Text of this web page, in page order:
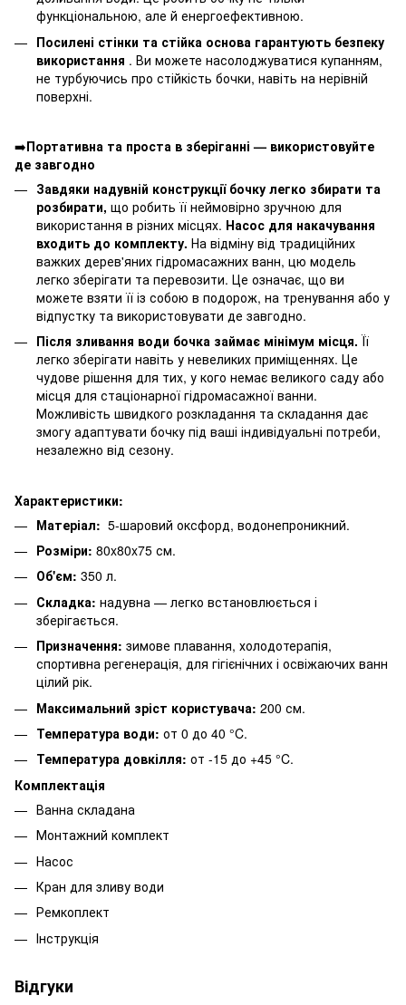
функціональною, але й енергоефективною.
Посилені стінки та стійка основа гарантують безпеку
використання . Ви можете насолоджуватися купанням,
не турбуючись про стійкість бочки, навіть на нерівній
поверхні.
➡️Портативна та проста в зберіганні — використовуйте
де завгодно
Завдяки надувній конструкції бочку легко збирати та
розбирати, що робить її неймовірно зручною для
використання в різних місцях. Насос для накачування
входить до комплекту. На відміну від традиційних
важких дерев'яних гідромасажних ванн, цю модель
легко зберігати та перевозити. Це означає, що ви
можете взяти її із собою в подорож, на тренування або у
відпустку та використовувати де завгодно.
Після зливання води бочка займає мінімум місця. Її
легко зберігати навіть у невеликих приміщеннях. Це
чудове рішення для тих, у кого немає великого саду або
місця для стаціонарної гідромасажної ванни.
Можливість швидкого розкладання та складання дає
змогу адаптувати бочку під ваші індивідуальні потреби,
незалежно від сезону.
Характеристики:
Матеріал: 5-шаровий оксфорд, водонепроникний.
Розміри: 80x80x75 см.
Об'єм: 350 л.
Складка: надувна — легко встановлюється і
зберігається.
Призначення: зимове плавання, холодотерапія,
спортивна регенерація, для гігієнічних і освіжаючих ванн
цілий рік.
Максимальний зріст користувача: 200 см.
Температура води: от 0 до 40 °C.
Температура довкілля: от -15 до +45 °C.
Комплектація
Ванна складана
Монтажний комплект
Насос
Кран для зливу води
Ремкоплект
Інструкція
Відгуки